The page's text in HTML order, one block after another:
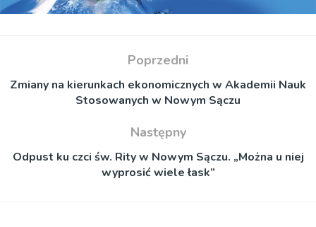
Poprzedni
Zmiany na kierunkach ekonomicznych w Akademii Nauk
Stosowanych w Nowym Sączu
Następny
Odpust ku czci św. Rity w Nowym Sączu. „Można u niej
wyprosić wiele łask”